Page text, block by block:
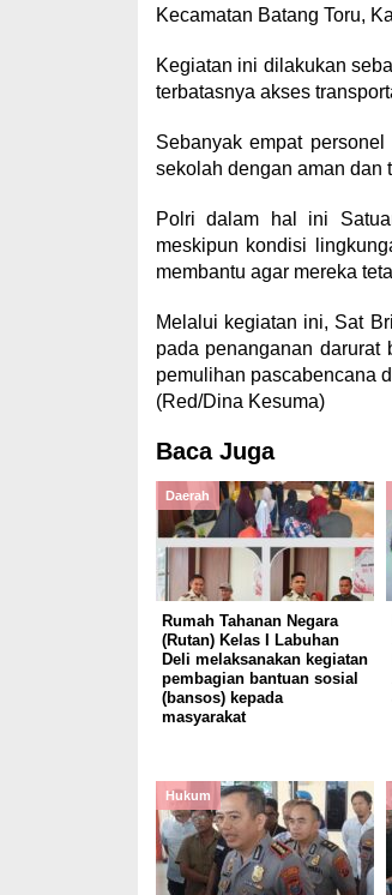
Kecamatan Batang Toru,
Kegiatan ini dilakukan
terbatasnya akses
Sebanyak empat
sekolah dengan aman dan
Polri dalam hal ini
meskipun kondisi
membantu agar mereka
Melalui kegiatan ini, Sat
pada penanganan darurat
pemulihan pascabencana
(Red/Dina Kesuma)
Baca Juga
Daerah
Rumah Tahanan Negara
(Rutan) Kelas I Labuhan
Deli melaksanakan kegiatan
pembagian bantuan sosial
(bansos) kepada
masyarakat
Hukum